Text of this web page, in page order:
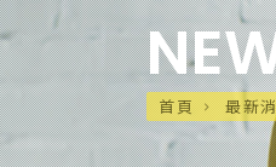
首頁 最新